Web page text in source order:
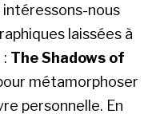
nous
laissées à
The Shadows of
métamorphoser
personnelle. En